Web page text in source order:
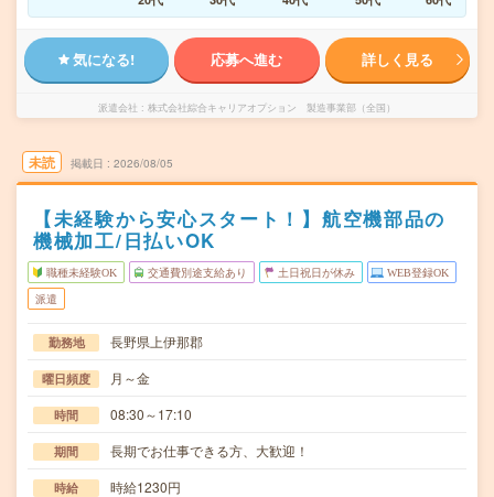
気になる! 応募へ進む 詳しく見る
派遣会社 株式会社綜合キャリアオプション 製造事業部（全国）
未読 掲載日 2026/08/05
【未経験から安心スタート！】航空機部品の
機械加工/日払いOK
職種未経験OK 交通費別途支給あり 土日祝日が休み WEB登録OK
派遣
勤務地 長野県上伊那郡
曜日頻度 月～金
時間 08:30～17:10
期間 長期でお仕事できる方、大歓迎！
時給 時給1230円